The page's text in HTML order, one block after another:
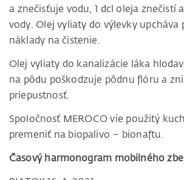
a znečisťuje vodu, 1 dcl oleja znečistí
vody. Olej vyliaty do výlevky upcháva
náklady na čistenie.
Olej vyliaty do kanalizácie láka
na pôdu poškodzuje pôdnu flóru a
priepustnosť.
Spoločnosť MEROCO vie použitý
premeniť na biopalivo – bionaftu.
Časový harmonogram mobilného